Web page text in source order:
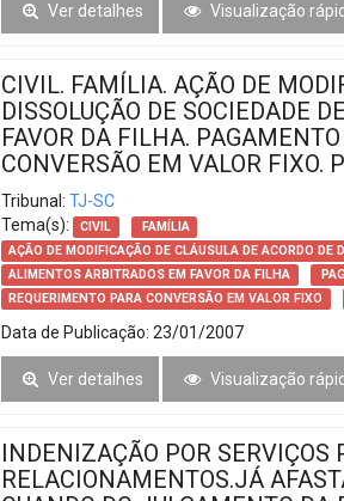
Ver detalhes Visualização
CIVIL. FAMÍLIA. AÇÃO DE
DISSOLUÇÃO DE SOCIEDADE
FAVOR DA FILHA.
CONVERSÃO EM VALOR FIXO.
Tribunal: TJ-SC
Tema(s):
CIVIL
FAMÍLIA
AÇÃO DE MODIFICAÇÃO DE CLÁUSULA DE ACORDO DE
ALIMENTOS ARBITRADOS EM FAVOR DA FILHA
REQUERIMENTO PARA CONVERSÃO EM VALOR FIXO
Data de Publicação: 23/01/2007
Ver detalhes Visualização
INDENIZAÇÃO POR SERVIÇOS
RELACIONAMENTOS.JÁ